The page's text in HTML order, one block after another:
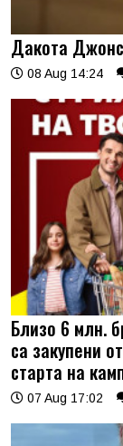
Дакота
08 Aug 14:24
Близо 6 млн.
са закупени
старта на
07 Aug 17:02